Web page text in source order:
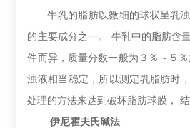
牛乳的脂肪以微细的球状呈乳
的主要成分之一。
牛乳中的脂肪含
件而异，质量分数一般为３％～５％
浊液相当稳定，所以测定乳脂肪时
处理的方法来达到破坏脂肪球膜，
伊尼霍夫氏碱法